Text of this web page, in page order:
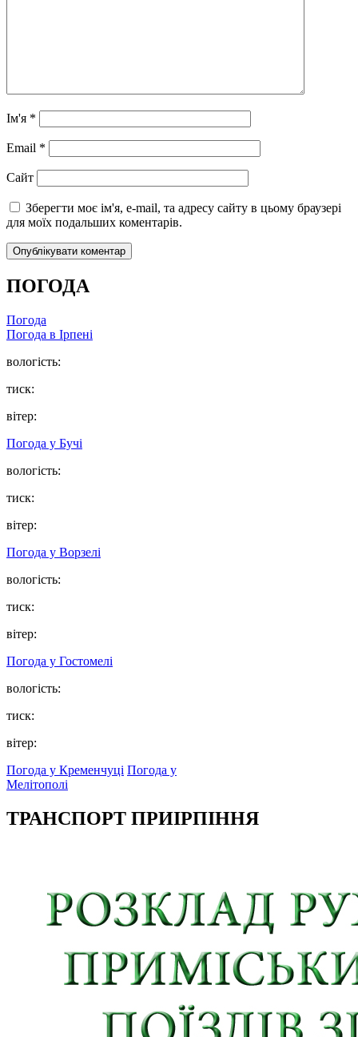
Ім'я *
Email *
Сайт
Зберегти моє ім'я, e-mail, та адресу сайту в цьому браузері
для моїх подальших коментарів.
ПОГОДА
Погода
Погода в Ірпені
вологість:
тиск:
вітер:
Погода у Бучі
вологість:
тиск:
вітер:
Погода у Ворзелі
вологість:
тиск:
вітер:
Погода у Гостомелі
вологість:
тиск:
вітер:
Погода у Кременчуці Погода у
Мелітополі
ТРАНСПОРТ ПРИІРПІННЯ